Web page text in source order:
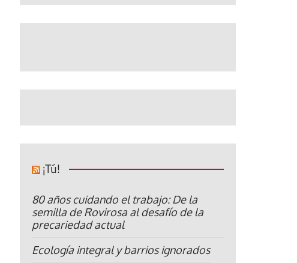
¡Tú!
80 años cuidando el trabajo: De la
semilla de Rovirosa al desafío de la
precariedad actual
Ecología integral y barrios ignorados